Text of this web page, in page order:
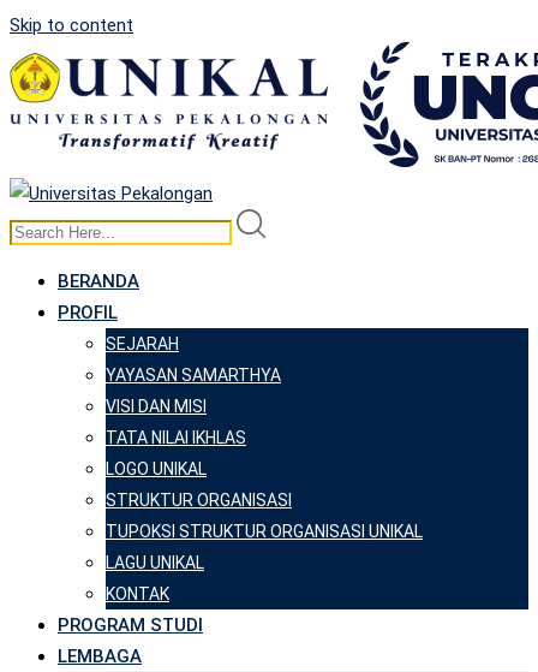
Skip to content
BERANDA
PROFIL
SEJARAH
YAYASAN SAMARTHYA
VISI DAN MISI
TATA NILAI IKHLAS
LOGO UNIKAL
STRUKTUR ORGANISASI
TUPOKSI STRUKTUR ORGANISASI UNIKAL
LAGU UNIKAL
KONTAK
PROGRAM STUDI
LEMBAGA